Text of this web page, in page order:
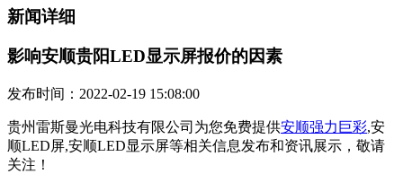
新闻详细
影响安顺贵阳LED显示屏报价的因素
发布时间：2022-02-19 15:08:00
贵州雷斯曼光电科技有限公司为您免费提供安顺强力巨彩,安
顺LED屏,安顺LED显示屏等相关信息发布和资讯展示，敬请
关注！